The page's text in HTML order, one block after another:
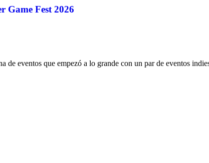
Game Fest 2026
eventos que empezó a lo grande con un par de eventos